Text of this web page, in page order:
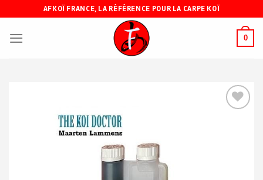
content
AFKOÏ FRANCE, LA RÉFÉRENCE POUR LA CARPE KOÏ
0